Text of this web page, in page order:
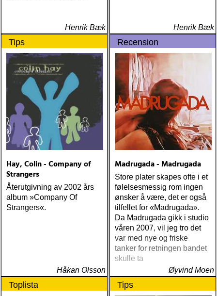
Henrik Bæk Henrik Bæk
Tips
Hay, Colin - Company of
Strangers
Återutgivning av 2002 års
album »Company Of
Strangers«.
Håkan Olsson
Recension
Madrugada - Madrugada
Store plater skapes ofte i et
følelsesmessig rom ingen
ønsker å være, det er også
tilfellet for «Madrugada».
Da Madrugada gikk i studio
våren 2007, vil jeg tro det
var med nye og friske
tanker for retningen bandet
skulle ta
Øyvind Moen
Toplista Tips